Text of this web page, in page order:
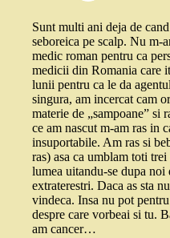
Sunt multi ani deja de
seboreica pe scalp. Nu m-
medic roman pentru ca
medicii din Romania care
lunii pentru ca le da
singura, am incercat cam
materie de „sampoane” si
ce am nascut m-am ras in
insuportabile. Am ras si
ras) asa ca umblam toti
lumea uitandu-se dupa noi
extraterestri. Daca as sta
vindeca. Insa nu pot
despre care vorbeai si tu.
am cancer…